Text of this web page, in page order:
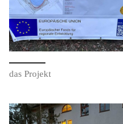
das Projekt